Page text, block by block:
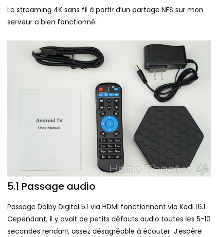
Le streaming 4K sans fil à partir d’un partage NFS sur mon
serveur a bien fonctionné.
5.1 Passage audio
Passage Dolby Digital 5.1 via HDMI fonctionnant via Kodi 16.1.
Cependant, il y avait de petits défauts audio toutes les 5-10
secondes rendant assez désagréable à écouter. J’espère